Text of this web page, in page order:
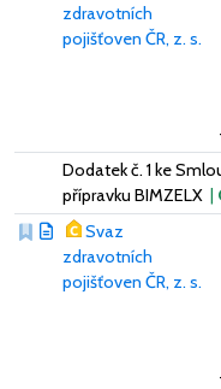
zdravotních
pojišťoven ČR, z. s.
Dodatek č. 1 ke
přípravku BIMZELX |
Svaz
zdravotních
pojišťoven ČR, z. s.